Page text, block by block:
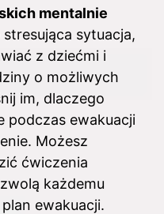
mentalnie
sytuacja,
z dziećmi i
o możliwych
im, dlaczego
podczas ewakuacji
Możesz
ćwiczenia
każdemu
ewakuacji.